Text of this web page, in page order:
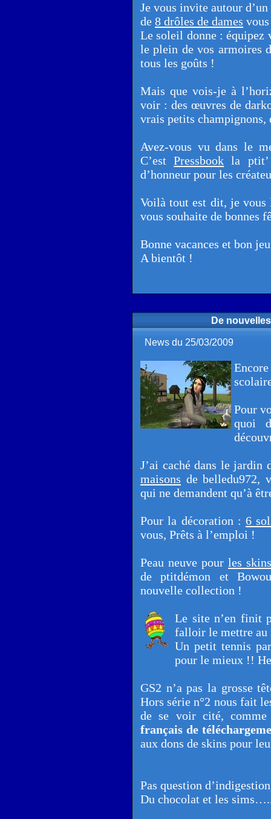
Je vous invite autour
de 8 drôles de dames
Le soleil donne : équipez
le plein de vos armoires
tous les goûts !
Mais que vois-je à
voir : des œuvres de
vrais petits
Avez-vous vu dans le
C’estPressbook la
d’honneur pour les
Voilà tout est dit, je vous
vous souhaite de bonnes
Bonne vacances et bon
A bientôt !
De
News du 25/03/2009
Pour
quoi
J’ai caché dans le jardin
maisons de belledu972,
qui ne demandent qu’à
Pour la décoration : 6
vous, Prêts à l’emploi !
Peau neuve pour les skins
de ptitdémon et
nouvelle collection !
Le site n’en finit
falloir le mettre au
Un petit tennis
pour le mieux !!
GS2 n’a pas la grosse
Hors série n°2 nous fait
de se voir cité,
français de
aux dons de skins pour
Pas question
Du chocolat et les